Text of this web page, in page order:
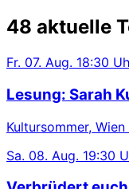
48 aktuelle
Fr. 07. Aug. 18:30
Lesung: Sarah
Kultursommer,
Sa. 08. Aug. 19:30